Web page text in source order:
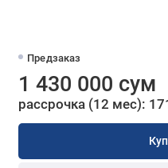
Предзаказ
1 430 000 сум
рассрочка (12 мес):